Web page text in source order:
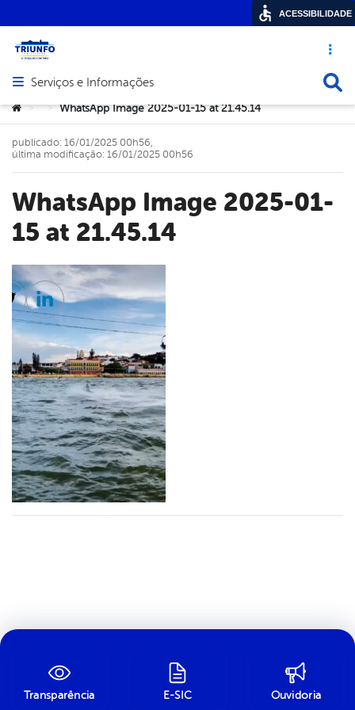
Acesso
Abrir menu principal de navegação
Serviços e Informações
Você está aqui:
> > WhatsApp Image 2025-01-15 at 21.45.14
WhatsApp Image 2025-01-
15 at 21.45.14
publicado: 16/01/2025 00h56,
última modificação: 16/01/2025 00h56
Twitter
Linkedin
Transparência E-SIC Ouvidoria
ACESSIBILIDADE